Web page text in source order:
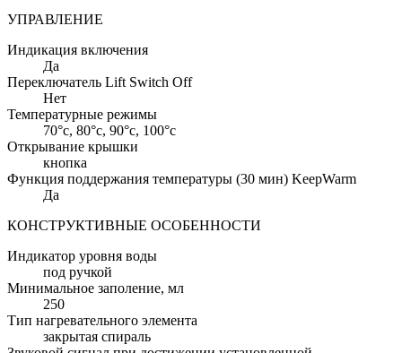
УПРАВЛЕНИЕ
Индикация включения
Да
Переключатель Lift Switch Off
Нет
Температурные режимы
70°c, 80°c, 90°c, 100°c
Открывание крышки
кнопка
Функция поддержания температуры (30 мин) KeepWarm
Да
КОНСТРУКТИВНЫЕ ОСОБЕННОСТИ
Индикатор уровня воды
под ручкой
Минимальное заполение, мл
250
Тип нагревательного элемента
закрытая спираль